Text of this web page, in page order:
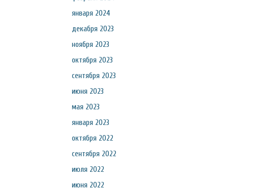
января 2024
декабря 2023
ноября 2023
октября 2023
сентября 2023
июня 2023
мая 2023
января 2023
октября 2022
сентября 2022
июля 2022
июня 2022